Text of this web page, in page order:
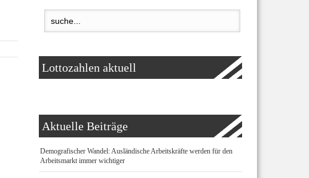
Lottozahlen aktuell
Aktuelle Beiträge
Demografischer Wandel: Ausländische Arbeitskräfte werden für den
Arbeitsmarkt immer wichtiger